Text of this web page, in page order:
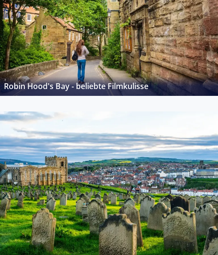
Robin Hood's Bay - beliebte Filmkulisse